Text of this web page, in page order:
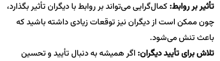
تأثیر بر روابط:کمال‌گرایی می‌تواند بر روابط با دیگران تأثیر بگذارد،
چون ممکن است از دیگران نیز توقعات زیادی داشته باشید که
باعث تنش می‌شود.
تلاش برای تأیید دیگران: اگر همیشه به دنبال تأیید و تحسین